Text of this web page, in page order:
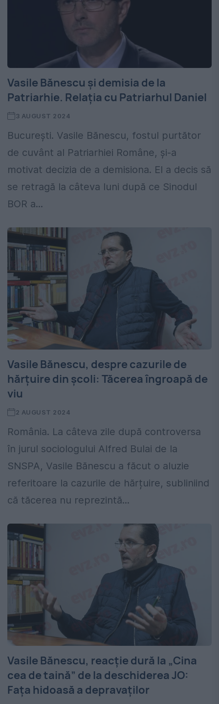
Vasile Bănescu și demisia de la
Patriarhie. Relația cu Patriarhul Daniel
3 AUGUST 2024
București. Vasile Bănescu, fostul purtător
de cuvânt al Patriarhiei Române, și-a
motivat decizia de a demisiona. El a decis să
se retragă la câteva luni după ce Sinodul
BOR a...
Vasile Bănescu, despre cazurile de
hărțuire din școli: Tăcerea îngroapă de
viu
2 AUGUST 2024
România. La câteva zile după controversa
în jurul sociologului Alfred Bulai de la
SNSPA, Vasile Bănescu a făcut o aluzie
referitoare la cazurile de hărțuire, subliniind
că tăcerea nu reprezintă...
Vasile Bănescu, reacție dură la „Cina
cea de taină” de la deschiderea JO:
Fața hidoasă a depravaților